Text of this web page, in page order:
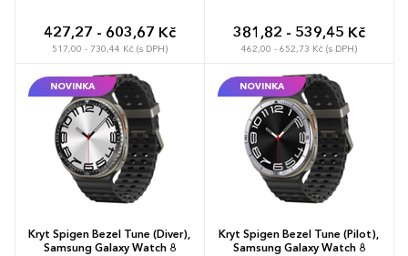
štít proti nechtěnému poškrábání během
sportovních aktivit i běžného dne.
Zachovává snadný přístup k Action
funkčnost integrovaných senzorů.
Minimalistické provedení podtrhuje
technický vzhled hodinek Ultra a zároveň
zabraňuje poškození hran ciferníku při
kontaktu s tvrdými povrchy. Možnost
brandingu: Produkt lze opatřit potiskem
dle vašich požadavků. Rádi vám
doporučíme nejvhodnější technologii
potisku s ohledem na design i váš
rozpočet.
427,27 - 603,67 Kč
517,00 - 730,44 Kč (s DPH)
plnou citlivost dotykového displeje a
umožňuje neomezený přístup ke všem
funkcím i ovládacím prvkům.
profil hodinek a zajišťuje dlouhou
životnost zařízení i v náročných
podmínkách. Možnost brandingu: Produkt
lze opatřit potiskem dle vašich požadavků.
Rádi vám doporučíme nejvhodnější
technologii potisku s ohledem na design i
váš rozpočet.
381,82 - 539,45 Kč
462,00 - 652,73 Kč (s DPH)
NOVINKA
Kryt Spigen Bezel Tune (Diver),
Samsung Galaxy Watch 8
NOVINKA
Kryt Spigen Bezel Tune (Pilot),
Samsung Galaxy Watch 8